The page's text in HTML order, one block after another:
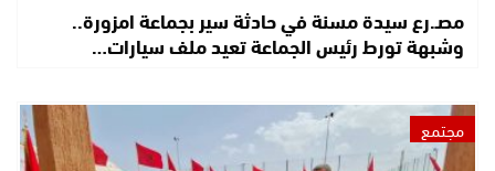
مصـ.رع سيدة مسنة في حادثة سير بجماعة امزورة..
وشبهة تورط رئيس الجماعة تعيد ملف سيارات…
مجتمع